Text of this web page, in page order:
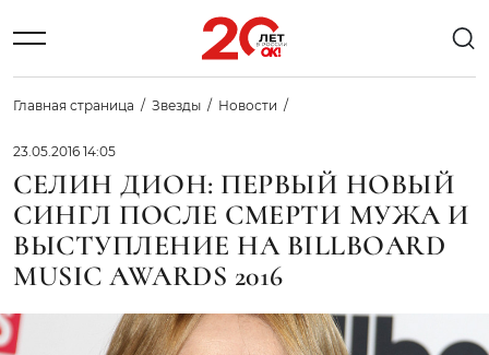
Главная страница Звезды Новости
23.05.2016 14:05
СЕЛИН ДИОН: ПЕРВЫЙ НОВЫЙ
СИНГЛ ПОСЛЕ СМЕРТИ МУЖА И
ВЫСТУПЛЕНИЕ НА BILLBOARD
MUSIC AWARDS 2016